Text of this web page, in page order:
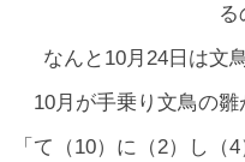
る
なんと10月24日は文
10月が手乗り文鳥の雛
「て（10）に（2）し（